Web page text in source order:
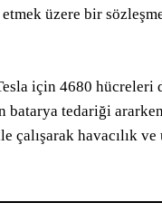
üzere bir
için 4680 hücreleri
batarya tedariği
çalışarak havacılık ve